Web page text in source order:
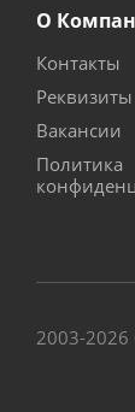
О
Контакты
Реквизиты
Вакансии
Политика
2003-2026